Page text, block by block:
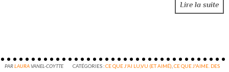
Lire la suite
PARLAURAVANEL-COYTTE CATÉGORIES :CE QUE J'AI LU,VU (ET AIMÉ) ,CE QUE J'AIME. DES